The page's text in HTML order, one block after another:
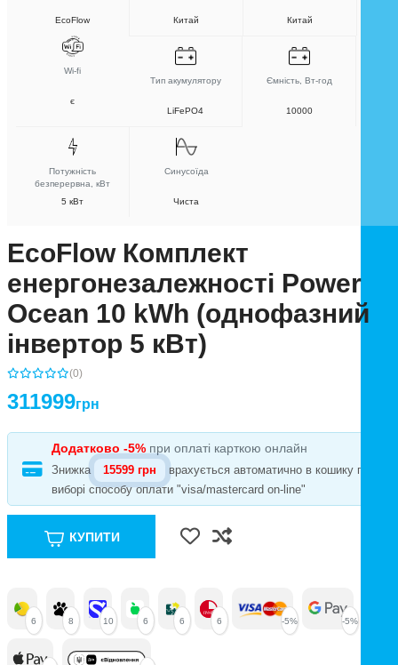
EcoFlow Китай Китай
Wi-fi
є
Тип акумулятору
LiFePO4
Ємність, Вт-год
10000
Потужність
безперервна, кВт
5 кВт
Синусоїда
Чиста
EcoFlow Комплект
енергонезалежності Power
Ocean 10 kWh (однофазний
інвертор 5 кВт)
(0)
311999грн
Додатково -5% при оплаті карткою онлайн
Знижка 15599 грн
врахується автоматично в кошику при
виборі способу оплати "visa/mastercard on-line"
КУПИТИ
6 8 10 6 6 6 -5% -5%